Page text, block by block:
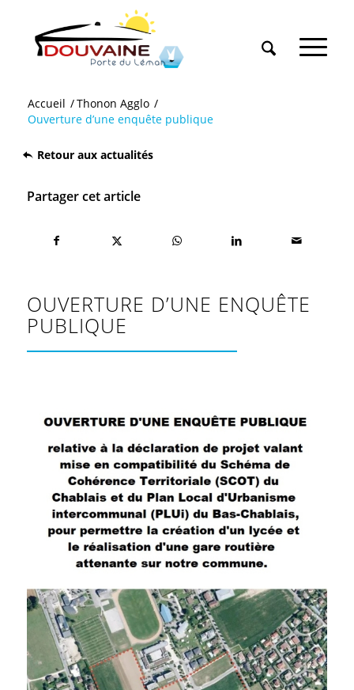
Accueil /Thonon Agglo /
Ouverture d’une enquête publique
Retour aux actualités
Partager cet article
OUVERTURE D’UNE ENQUÊTE
PUBLIQUE